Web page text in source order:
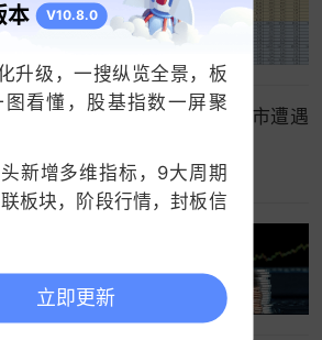
美国劳工节休市，而当交易员们
得不迅速面临全球债券收益率纷
。全球长期政府债券的脆弱性反
加债券发行来融资。
司首席固定收益策略师Kathy
券市场正在发出警示——不仅是美
当前发展路径感到忧虑。除非出
经济放缓信号，否则市场将持续
胀压力，金银大跌、全球债市遭遇
恐冲击美股涨势
本 V10.8.0
升级，一搜纵览全景，板
图看懂，股基指数一屏聚
新增多维指标，9大周期
板块，阶段行情，封板信
支持查看历史分时；
立即更新